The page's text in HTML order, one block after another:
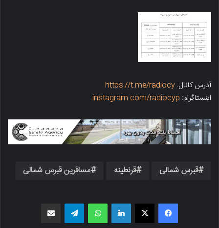
آدرس کانال: https://t.me/radiocy
اینستاگرام: instagram.com/radiocyp
قبرس شمالی قرنطینه مسافرین قبرس شمالی
فیسبوک X لینکدین واتس اپ تلگرام